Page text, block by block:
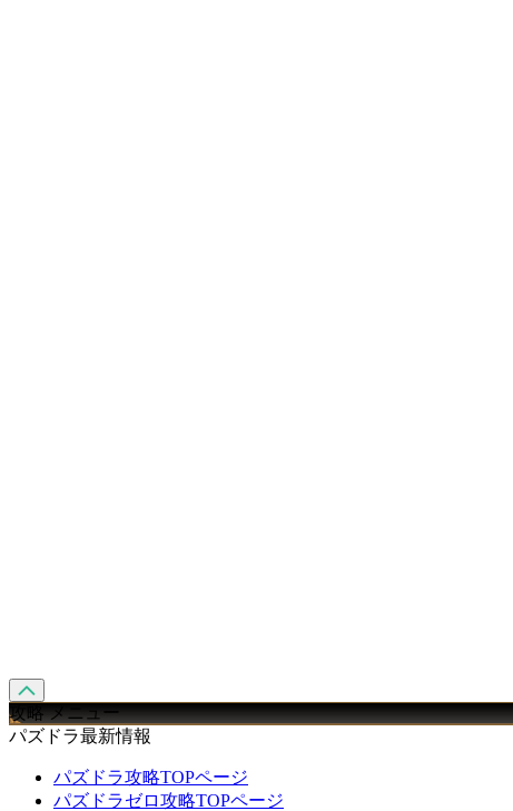
攻略 メニュー
パズドラ最新情報
パズドラ攻略TOPページ
パズドラゼロ攻略TOPページ